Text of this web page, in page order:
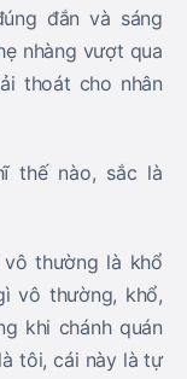
đắn và sáng
nhàng vượt qua
thoát cho nhân
thế nào, sắc là
thường là khổ
vô thường, khổ,
khi chánh quán
tôi, cái này là tự